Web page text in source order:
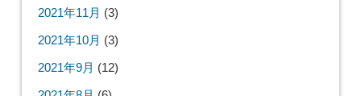
2021年11月 (3)
2021年10月 (3)
2021年9月 (12)